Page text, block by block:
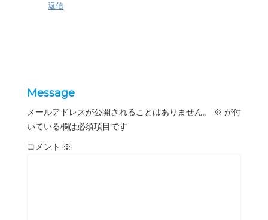
返信
Message
メールアドレスが公開されることはありません。 ※ が付
いている欄は必須項目です
コメント ※